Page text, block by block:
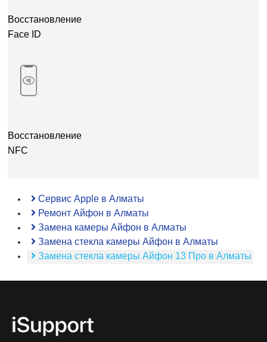
Восстановление
Face ID
Восстановление
NFC
Сервис Apple в Алматы
Ремонт Айфон в Алматы
Замена камеры Айфон в Алматы
Замена стекла камеры Айфон в Алматы
Замена стекла камеры Айфон 13 Про в Алматы